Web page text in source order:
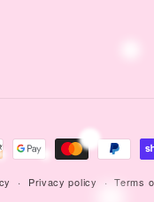
Privacy policy Terms